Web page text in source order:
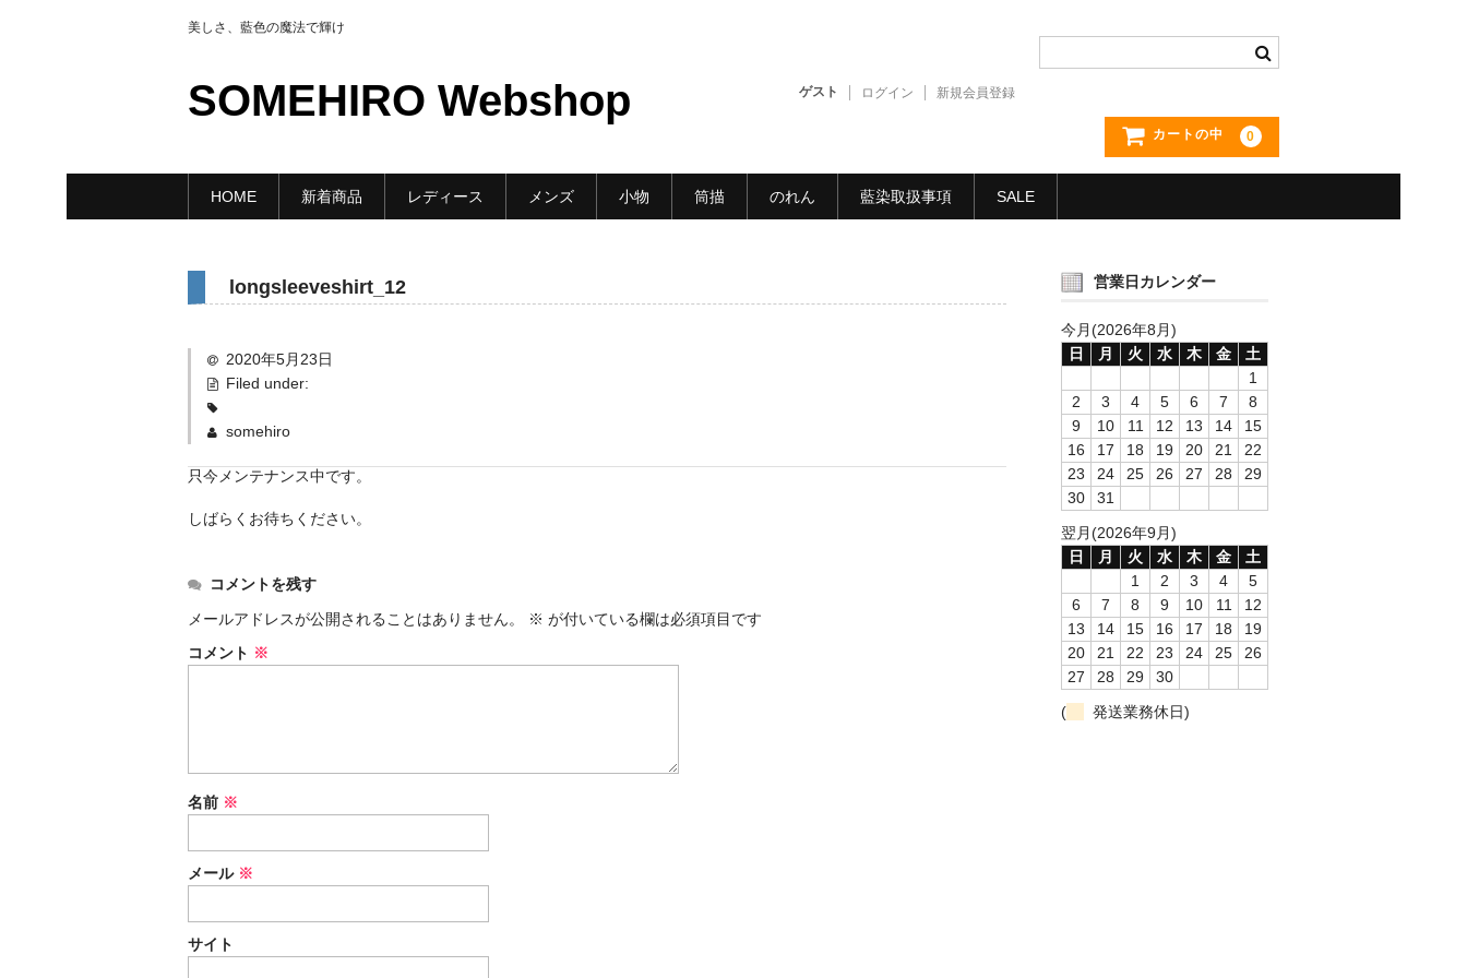
美しさ、藍色の魔法で輝け
SOMEHIRO Webshop ゲスト ログイン 新規会員登録
カートの中 0
HOME 新着商品 レディース メンズ 小物 筒描 のれん 藍染取扱事項 SALE
longsleeveshirt_12
2020年5月23日
Filed under:
somehiro
只今メンテナンス中です。
しばらくお待ちください。
コメントを残す
メールアドレスが公開されることはありません。
※ が付いている欄は必須項目です
コメント ※
名前 ※
メール ※
サイト
営業日カレンダー
今月(2026年8月)
日
月 火 水 木 金
土
1
2
3 4 5 6 7
8
9
10 11 12 13 14
15
16
17 18 19 20 21
22
23
24 25 26 27 28
29
30
31
翌月(2026年9月)
日
月 火 水 木 金
土
1
2 3 4
5
6
7 8 9 10 11
12
13
14 15 16 17 18
19
20
21 22 23 24 25
26
27
28 29
30
(
発送業務休日)